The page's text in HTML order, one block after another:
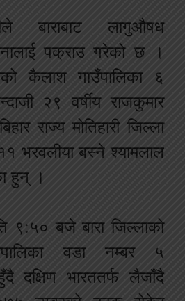
बाराबाट लागुऔषध
पक्राउ गरेको छ ।
कैलाश गाउँपालिका ६
२९ वर्षीय राजकुमार
राज्य मोतिहारी जिल्ला
भरवलीया बस्ने श्यामलाल
हुन् ।
९:५० बजे बारा जिल्लाको
वडा नम्बर ५
दक्षिण भारततर्फ लैजाँदै